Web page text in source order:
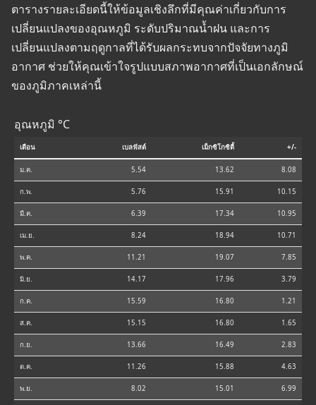
ตารางรายละเอียดนี้ให้ข้อมูลเชิงลึกที่มีคุณค่าเกี่ยวกับการ
เปลี่ยนแปลงของอุณหภูมิ ระดับปริมาณน้ำฝน และการ
เปลี่ยนแปลงตามฤดูกาลที่ได้รับผลกระทบจากปัจจัยทางภูมิ
อากาศ ช่วยให้คุณเข้าใจรูปแบบสภาพอากาศที่เป็นเอกลักษณ์
ของภูมิภาคเหล่านี้
อุณหภูมิ °C
เดือน เบลฟัสต์ เม็กซิโกซิตี้ +/-
ม.ค. 5.54 13.62 8.08
ก.พ. 5.76 15.91 10.15
มี.ค. 6.39 17.34 10.95
เม.ย. 8.24 18.94 10.71
พ.ค. 11.21 19.07 7.85
มิ.ย. 14.17 17.96 3.79
ก.ค. 15.59 16.80 1.21
ส.ค. 15.15 16.80 1.65
ก.ย. 13.66 16.49 2.83
ต.ค. 11.26 15.88 4.63
พ.ย. 8.02 15.01 6.99